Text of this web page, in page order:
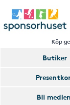
Köp
Butiker
Bli